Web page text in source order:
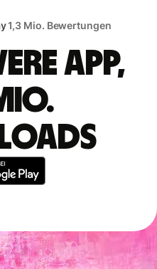
1,3 Mio. Bewertungen
App,